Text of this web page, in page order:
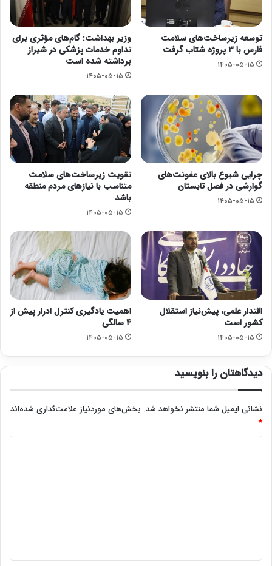
توسعه زیرساخت‌های سلامت
فارس با ۳ پروژه شتاب گرفت
۱۴۰۵-۰۵-۱۵
وزیر بهداشت: گام‌های مؤثری برای
تداوم خدمات پزشکی در شیراز
برداشته شده است
۱۴۰۵-۰۵-۱۵
چرایی شیوع بالای عفونت‌های
گوارشی در فصل تابستان
۱۴۰۵-۰۵-۱۵
تقویت زیرساخت‌های سلامت
متناسب با نیازهای مردم منطقه
باشد
۱۴۰۵-۰۵-۱۵
اقتدار علمی، پیش‌نیاز استقلال
کشور است
۱۴۰۵-۰۵-۱۵
اهمیت یادگیری کنترل ادرار پیش از
۴ سالگی
۱۴۰۵-۰۵-۱۵
دیدگاهتان را بنویسید
نشانی ایمیل شما منتشر نخواهد شد. بخش‌های موردنیاز علامت‌گذاری شده‌اند
*